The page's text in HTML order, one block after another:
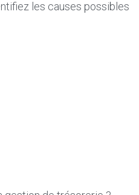
les causes possibles